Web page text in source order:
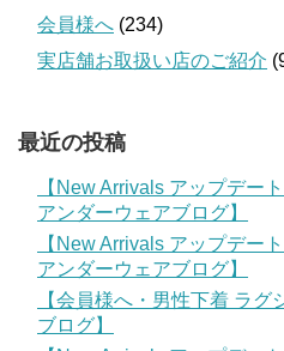
会員様へ (234)
実店舗お取扱い店のご紹介
最近の投稿
【New Arrivals アップデー
アンダーウェアブログ】
【New Arrivals アップデー
アンダーウェアブログ】
【会員様へ・男性下着 ラ
ブログ】